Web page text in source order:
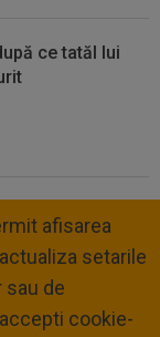
ce tatăl lui
afisarea
setarile
de
cookie-